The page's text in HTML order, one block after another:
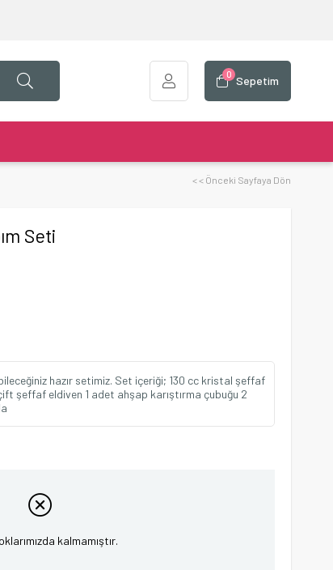
Sepetim
0
< < Önceki Sayfaya Dön
Seti
hazır setimiz. Set içeriği; 130 cc kristal şeffaf
şeffaf eldiven 1 adet ahşap karıştırma çubuğu 2
kalmamıştır.